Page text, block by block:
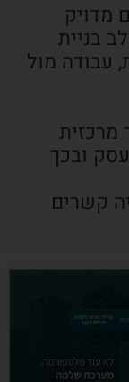
מדויק
בניית
עבודה מול
מרכזית
ובכך
קשרים